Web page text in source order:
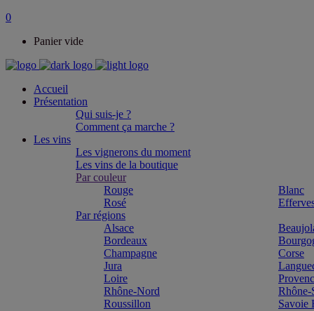
0
Panier vide
Accueil
Présentation
Qui suis-je ?
Comment ça marche ?
Les vins
Les vignerons du moment
Les vins de la boutique
Par couleur
Rouge
Blanc
Rosé
Par régions
Alsace
Bordeaux
Champagne
Corse
Jura
Loire
Rhône-Nord
Rhône-
Roussillon
Savoie